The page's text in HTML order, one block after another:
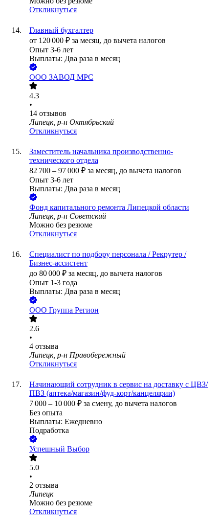
Откликнуться
Главный бухгалтер
от 120 000 ₽ за месяц, до вычета налогов
Опыт 3-6 лет
Выплаты: Два раза в месяц
ООО ЗАВОД МРС
4.3
•
14 отзывов
Липецк, р-н Октябрьский
Откликнуться
Заместитель начальника производственно-
технического отдела
82 700 – 97 000 ₽ за месяц, до вычета налогов
Опыт 3-6 лет
Выплаты: Два раза в месяц
Фонд капитального ремонта Липецкой области
Липецк, р-н Советский
Можно без резюме
Откликнуться
Специалист по подбору персонала / Рекрутер /
Бизнес-ассистент
до 80 000 ₽ за месяц, до вычета налогов
Опыт 1-3 года
Выплаты: Два раза в месяц
ООО Группа Регион
2.6
•
4 отзыва
Липецк, р-н Правобережный
Откликнуться
Начинающий сотрудник в сервис на доставку с ЦВЗ/
ПВЗ (аптека/магазин/фуд-корт/канцелярии)
7 000 – 10 000 ₽ за смену, до вычета налогов
Без опыта
Выплаты: Ежедневно
Подработка
Успешный Выбор
5.0
•
2 отзыва
Липецк
Можно без резюме
Откликнуться